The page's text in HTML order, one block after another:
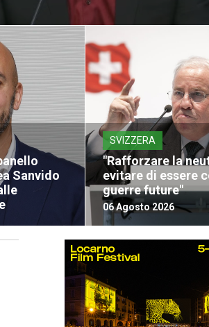
Sanvido
SVIZZERA
"Rafforzare la
evitare di essere
guerre future"
06 Agosto 2026